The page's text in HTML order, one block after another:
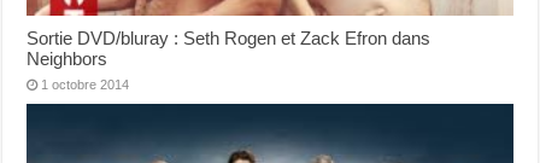
Sortie DVD/bluray : Seth Rogen et Zack Efron dans
Neighbors
1 octobre 2014